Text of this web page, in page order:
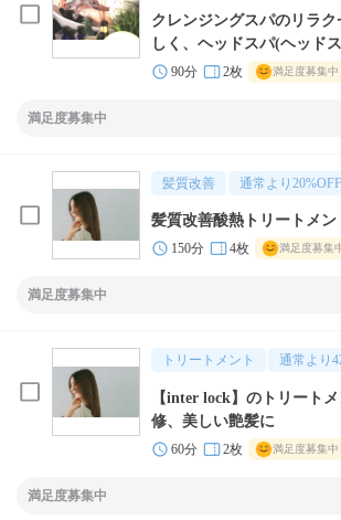
クレンジングスパのリラ
しく、ヘッドスパ(ヘッド
90分 2枚 満足度募集中
満足度募集中
髪質改善 通常より 20%OFF
髪質改善酸熱トリートメン
150分 4枚 満足度募集
満足度募集中
トリートメント 通常より
【inter lock】のトリート
修、美しい艶髪に
60分 2枚 満足度募集中
満足度募集中